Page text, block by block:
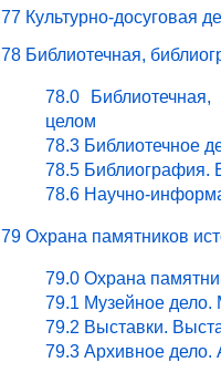
77 Культурно-досуговая
78 Библиотечная,
78.0
целом
78.3 Библиотечное
78.5 Библиография.
78.6 Научно-
79 Охрана памятников
79.0 Охрана
79.1 Музейное дело.
79.2 Выставки.
79.3 Архивное дело.